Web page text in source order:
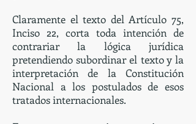
Claramente el texto del Artículo 75,
Inciso 22, corta toda intención de
contrariar la lógica jurídica
pretendiendo subordinar el texto y la
interpretación de la Constitución
Nacional a los postulados de esos
tratados internacionales.